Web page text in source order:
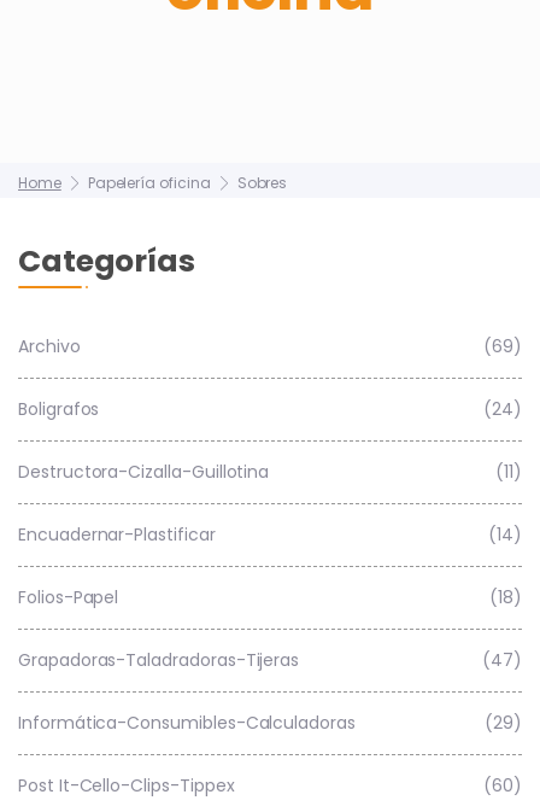
Home Papelería oficina Sobres
Categorías
Archivo (69)
Boligrafos (24)
Destructora-Cizalla-Guillotina (11)
Encuadernar-Plastificar (14)
Folios-Papel (18)
Grapadoras-Taladradoras-Tijeras (47)
Informática-Consumibles-Calculadoras (29)
Post It-Cello-Clips-Tippex (60)